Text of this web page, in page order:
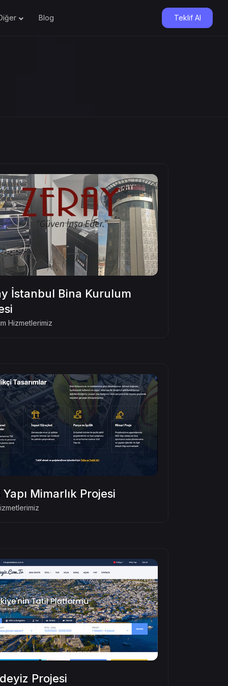
Blog Teklif Al
İstanbul Bina Kurulum
Hizmetlerimiz
Yapı Mimarlık Projesi
Projesi